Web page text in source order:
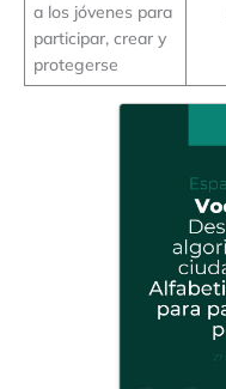
a los jóvenes para
participar, crear y
protegerse